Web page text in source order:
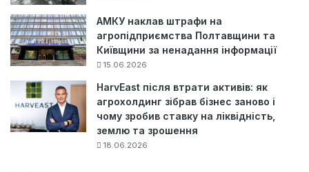
АМКУ наклав штрафи на
агропідприємства Полтавщини та
Київщини за ненадання інформації
15.06.2026
HarvEast після втрати активів: як
агрохолдинг зібрав бізнес заново і
чому зробив ставку на ліквідність,
землю та зрошення
18.06.2026